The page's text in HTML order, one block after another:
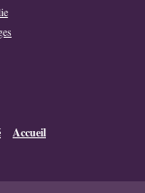
Accueil